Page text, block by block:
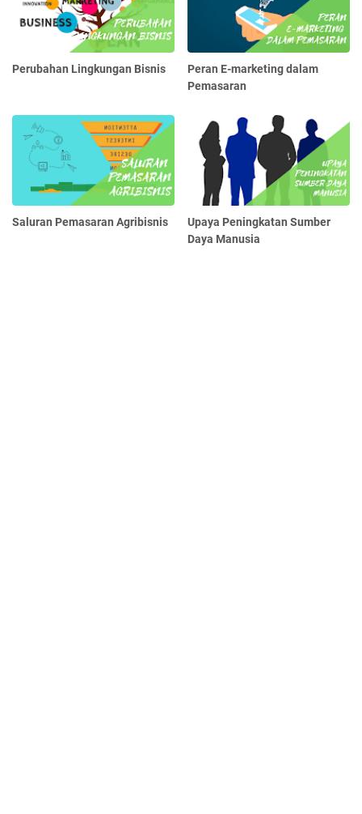
Perubahan Lingkungan Bisnis
Peran E-marketing dalam
Pemasaran
Saluran Pemasaran Agribisnis
Upaya Peningkatan Sumber
Daya Manusia